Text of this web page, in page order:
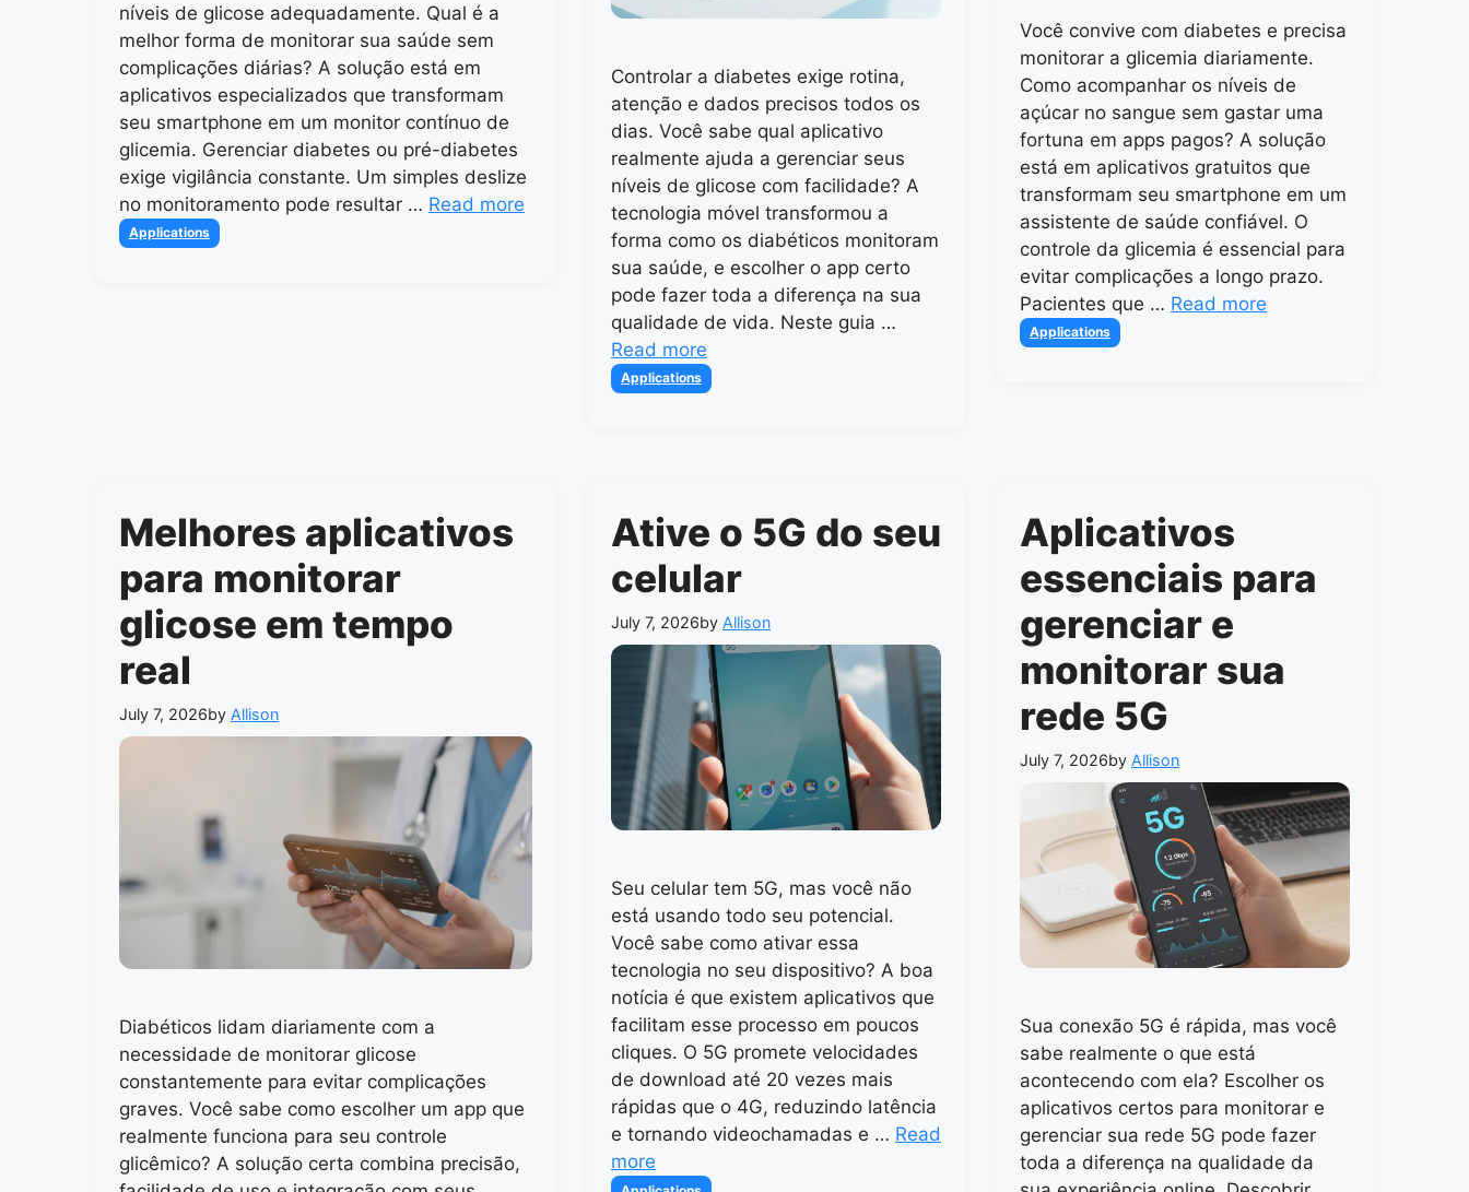
níveis de glicose adequadamente. Qual é a
melhor forma de monitorar sua saúde sem
complicações diárias? A solução está em
aplicativos especializados que transformam
seu smartphone em um monitor contínuo de
glicemia. Gerenciar diabetes ou pré-diabetes
exige vigilância constante. Um simples deslize
no monitoramento pode resultar … Read more
Categories
Applications
Controlar a diabetes exige rotina,
atenção e dados precisos todos os
dias. Você sabe qual aplicativo
realmente ajuda a gerenciar seus
níveis de glicose com facilidade? A
tecnologia móvel transformou a
forma como os diabéticos monitoram
sua saúde, e escolher o app certo
pode fazer toda a diferença na sua
qualidade de vida. Neste guia …
Read more
Categories
Applications
Você convive com diabetes e precisa
monitorar a glicemia diariamente.
Como acompanhar os níveis de
açúcar no sangue sem gastar uma
fortuna em apps pagos? A solução
está em aplicativos gratuitos que
transformam seu smartphone em um
assistente de saúde confiável. O
controle da glicemia é essencial para
evitar complicações a longo prazo.
Pacientes que … Read more
Categories
Applications
Melhores aplicativos
para monitorar
glicose em tempo
real
July 7, 2026by Allison
Diabéticos lidam diariamente com a
necessidade de monitorar glicose
constantemente para evitar complicações
graves. Você sabe como escolher um app que
realmente funciona para seu controle
glicêmico? A solução certa combina precisão,
Ative o 5G do seu
celular
July 7, 2026by Allison
Seu celular tem 5G, mas você não
está usando todo seu potencial.
Você sabe como ativar essa
tecnologia no seu dispositivo? A boa
notícia é que existem aplicativos que
facilitam esse processo em poucos
cliques. O 5G promete velocidades
de download até 20 vezes mais
rápidas que o 4G, reduzindo latência
e tornando videochamadas e … Read
more
Categories
Aplicativos
essenciais para
gerenciar e
monitorar sua
rede 5G
July 7, 2026by Allison
Sua conexão 5G é rápida, mas você
sabe realmente o que está
acontecendo com ela? Escolher os
aplicativos certos para monitorar e
gerenciar sua rede 5G pode fazer
toda a diferença na qualidade da